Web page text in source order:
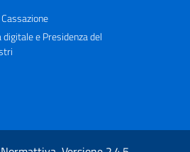
digitale e Presidenza del